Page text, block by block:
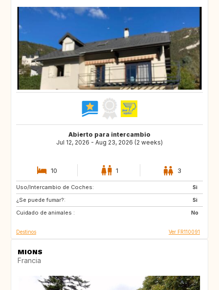
Abierto para intercambio
Jul 12, 2026 - Aug 23, 2026 (2 weeks)
10 1 3
Uso/Intercambio de Coches:
Si
¿Se puede fumar?:
Si
Cuidado de animales :
No
IT
PT
HR
Destinos Ver FR110091
MIONS
Francia